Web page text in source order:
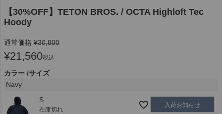
【30%OFF】TETON BROS. / OCTA Highloft Tec
Hoody
通常価格 ¥30,800
¥21,560税込
カラー サイズ
Navy
S
在庫切れ
入荷お知らせ